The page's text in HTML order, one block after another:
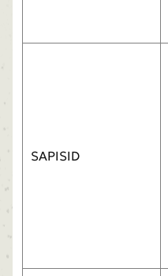
SAPISID